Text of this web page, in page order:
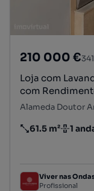
210 000 €
Loja com
com
Preço por metro
61.5 m²
Andar 1
Viver nas
Profissional